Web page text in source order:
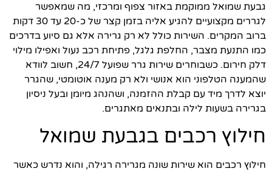
גבעת שמואל ממוקמת באזור צפוף ומרכזי, מה שמאפשר
לגררים מקצועיים להגיע אליה בזמן קצר של כ-20 עד 30 דקות
ברוב המקרים. השירות כולל לא רק גרירה אלא גם סיוע בדרכים
כמו התנעת מצבר, החלפת גלגל, פתיחת רכב נעול ואפילו מילוי
דלק חירום. כשבוחרים שירות גרר שפועל 24/7, חשוב לוודא
שהמענה הטלפוני הוא אנושי ולא רק מענה אוטומטי, שהגרר
יוצא לדרך מיד עם קבלת ההזמנה, ושהנהג מיומן ובעל ניסיון
בגרירה בשעות לילה ובתנאים מאתגרים.
חילוץ רכבים בגבעת שמואל
חילוץ רכבים הוא שירות שונה מגרירה רגילה, והוא נדרש כאשר